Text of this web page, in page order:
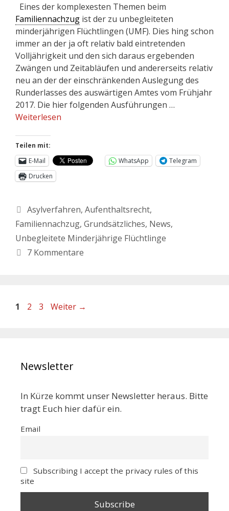
Eines der komplexesten Themen beim
Familiennachzug ist der zu unbegleiteten
minderjährigen Flüchtlingen (UMF). Dies hing schon
immer an der ja oft relativ bald eintretenden
Volljährigkeit und den sich daraus ergebenden
Zwängen und Zeitabläufen und andererseits relativ
neu an der der einschränkenden Auslegung des
Runderlasses des auswärtigen Amtes vom Frühjahr
2017. Die hier folgenden Ausführungen …
Weiterlesen
Teilen mit:
E-Mail
WhatsApp
Telegram
Drucken
Asylverfahren, Aufenthaltsrecht,
Familiennachzug, Grundsätzliches, News,
Unbegleitete Minderjährige Flüchtlinge
7 Kommentare
1 2 3 Weiter →
Newsletter
In Kürze kommt unser Newsletter heraus. Bitte
tragt Euch hier dafür ein.
Email
Subscribing I accept the privacy rules of this
site